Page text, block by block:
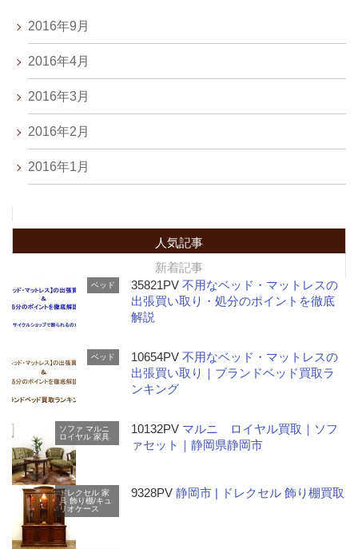
2016年9月
2016年4月
2016年3月
2016年2月
2016年1月
人気記事
新着記事
ベッド 35821PV不用なベッド・マットレスの
出張買い取り・処分のポイントを徹底
解説
ベッド 10654PV不用なベッド・マットレスの
出張買い取り｜ブランドベッド買取ラ
ンキング
ソファ マルニ
ロイヤル 家具
10132PV マルニ ロイヤル買取｜ソフ
ァセット｜静岡県静岡市
ドレクセル 家
具 飾り棚/キュ
リオケース
9328PV静岡市 | ドレクセル 飾り棚買取